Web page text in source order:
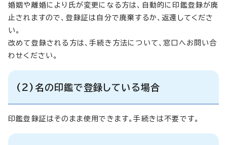
婚姻や離婚により氏が変更になる方は、自動的に印鑑登録が廃
止されますので、登録証は自分で廃棄するか、返還してくださ
い。
改めて登録される方は、手続き方法について、窓口へお問い合
わせください。
(2)名の印鑑で登録している場合
印鑑登録証はそのまま使用できます。手続きは不要です。